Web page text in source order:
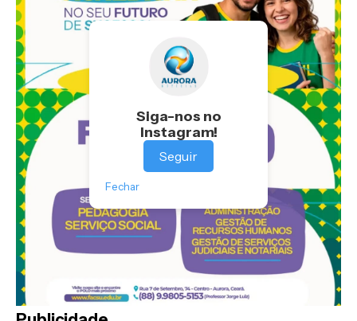
Siga-nos no
Instagram!
Seguir
Fechar